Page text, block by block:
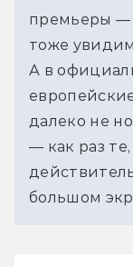
премьеры —
тоже
А в
далеко не
— как раз
большом